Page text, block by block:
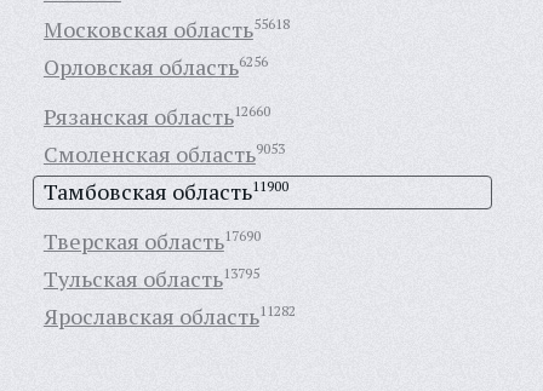
Московская область55618
Орловская область6256
Рязанская область12660
Смоленская область9053
Тамбовская область11900
Тверская область17690
Тульская область13795
Ярославская область11282